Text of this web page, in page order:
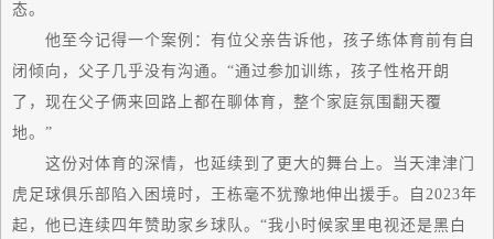
态。
他至今记得一个案例：有位父亲告诉他，孩子练体育前有自
闭倾向，父子几乎没有沟通。“通过参加训练，孩子性格开朗
了，现在父子俩来回路上都在聊体育，整个家庭氛围翻天覆
地。”
这份对体育的深情，也延续到了更大的舞台上。当天津津门
虎足球俱乐部陷入困境时，王栋毫不犹豫地伸出援手。自2023年
起，他已连续四年赞助家乡球队。“我小时候家里电视还是黑白